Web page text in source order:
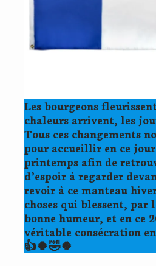
Les bourgeons
chaleurs arrivent, les
Tous ces changements
pour accueillir en ce
printemps afin de
d’espoir à regarder
revoir à ce manteau
choses qui blessent, par
bonne humeur, et en ce
véritable consécration
👍🍀🤣🍀